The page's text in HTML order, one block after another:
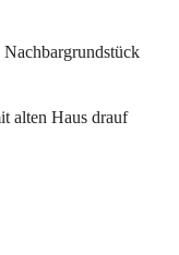
alten Haus drauf